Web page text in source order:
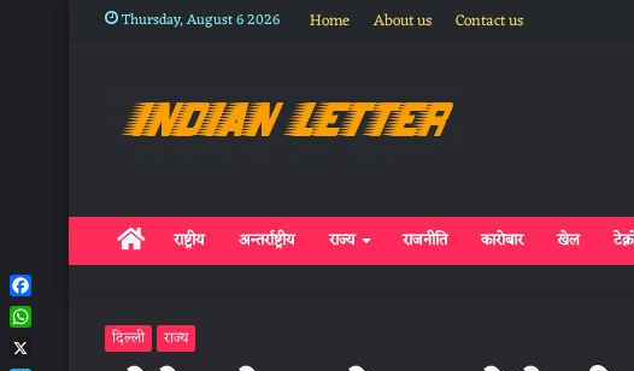
Thursday, August 6 2026 Home About us Contact us
Homeराष्ट्रीय अन्तर्राष्ट्रीय राज्य राजनीति कारोबार खेल
दिल्ली राज्य
Facebook
WhatsApp